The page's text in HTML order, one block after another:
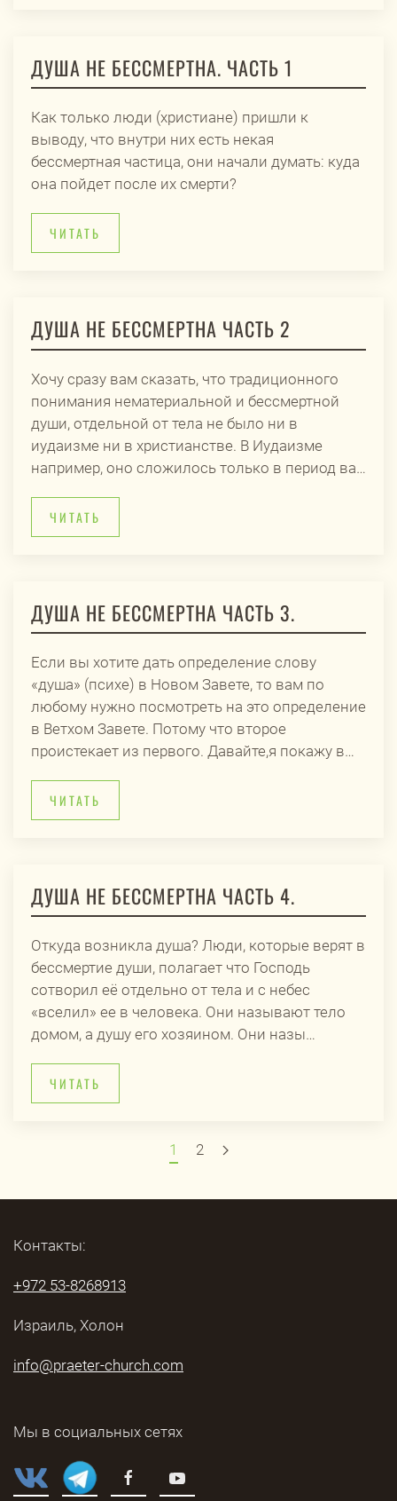
ДУША НЕ БЕССМЕРТНА. ЧАСТЬ 1
Как только люди (христиане) пришли к
выводу, что внутри них есть некая
бессмертная частица, они начали думать: куда
она пойдет после их смерти?
ЧИТАТЬ
ДУША НЕ БЕССМЕРТНА ЧАСТЬ 2
Хочу сразу вам сказать, что традиционного
понимания нематериальной и бессмертной
души, отдельной от тела не было ни в
иудаизме ни в христианстве. В Иудаизме
например, оно сложилось только в период ва…
ЧИТАТЬ
ДУША НЕ БЕССМЕРТНА ЧАСТЬ 3.
Если вы хотите дать определение слову
«душа» (психе) в Новом Завете, то вам по
любому нужно посмотреть на это определение
в Ветхом Завете. Потому что второе
проистекает из первого. Давайте,я покажу в…
ЧИТАТЬ
ДУША НЕ БЕССМЕРТНА ЧАСТЬ 4.
Откуда возникла душа? Люди, которые верят в
бессмертие души, полагает что Господь
сотворил её отдельно от тела и с небес
«вселил» ее в человека. Они называют тело
домом, а душу его хозяином. Они назы…
ЧИТАТЬ
1 2
Контакты:
+972 53-8268913
Израиль, Холон
info@praeter-church.com
Мы в социальных сетях